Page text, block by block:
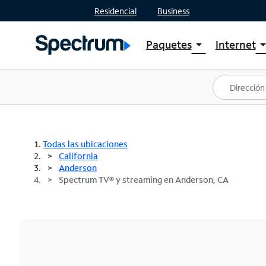
Residencial Business
Paquetesarrow_drop_down
Ver paquetes
Spectrum One
Mejores ofertas
Internetarrow_drop_down
Planes
Todas las ubicaciones
California
Anderson
Spectrum TV® y streaming en Anderson, CA